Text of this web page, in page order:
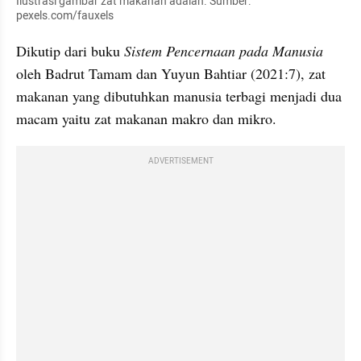
pexels.com/fauxels
Dikutip dari buku Sistem Pencernaan pada Manusia
oleh Badrut Tamam dan Yuyun Bahtiar (2021:7), zat
makanan yang dibutuhkan manusia terbagi menjadi dua
macam yaitu zat makanan makro dan mikro.
ADVERTISEMENT